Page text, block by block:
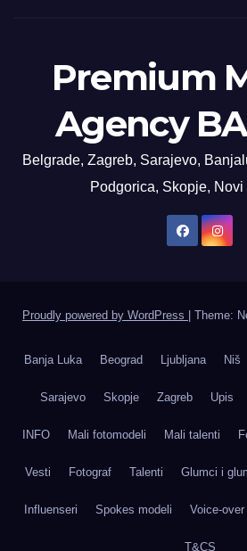
Premium
Agency
Belgrade, Zagreb, Sarajevo,
Podgorica, Skopje, Novi
Proudly powered by WordPress Theme:
Banja Luka Beograd Ljubljana Niš
Sarajevo Skopje Zagreb Upis
INFO Mali fotomodeli Mali talenti
Vesti Fotograf Talenti Glumci i
Influenseri Spokes modeli Voice-over
T&CS